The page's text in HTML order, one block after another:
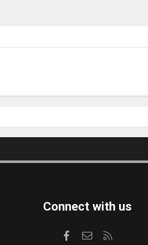
Connect with us
FacebookKontaktirajte nas